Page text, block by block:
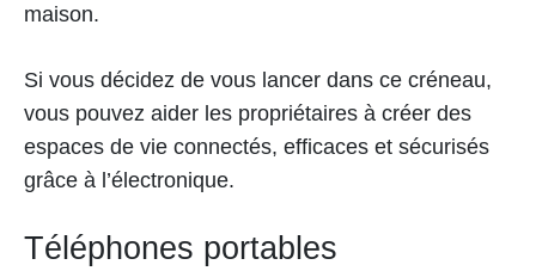
maison.
Si vous décidez de vous lancer dans ce créneau,
vous pouvez aider les propriétaires à créer des
espaces de vie connectés, efficaces et sécurisés
grâce à l’électronique.
Téléphones portables